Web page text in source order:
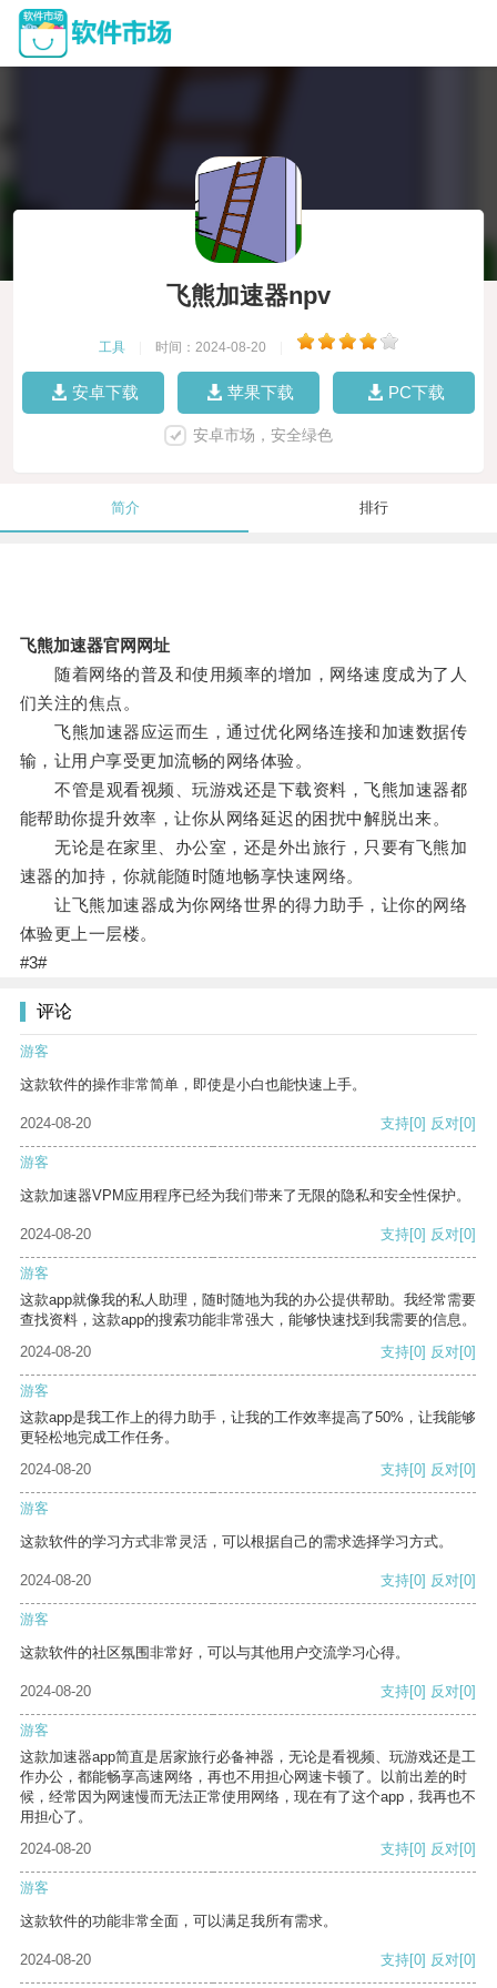
飞熊加速器npv
工具 时间：2024-08-20
安卓下载 苹果下载 PC下载
安卓市场，安全绿色
简介 排行
飞熊加速器官网网址
随着网络的普及和使用频率的增加，网络速度成为了人
们关注的焦点。
飞熊加速器应运而生，通过优化网络连接和加速数据传
输，让用户享受更加流畅的网络体验。
不管是观看视频、玩游戏还是下载资料，飞熊加速器都
能帮助你提升效率，让你从网络延迟的困扰中解脱出来。
无论是在家里、办公室，还是外出旅行，只要有飞熊加
速器的加持，你就能随时随地畅享快速网络。
让飞熊加速器成为你网络世界的得力助手，让你的网络
体验更上一层楼。
#3#
评论
游客
这款软件的操作非常简单，即使是小白也能快速上手。
2024-08-20 支持[0] 反对[0]
游客
这款加速器VPM应用程序已经为我们带来了无限的隐私和安全性保护。
2024-08-20 支持[0] 反对[0]
游客
这款app就像我的私人助理，随时随地为我的办公提供帮助。我经常需要
查找资料，这款app的搜索功能非常强大，能够快速找到我需要的信息。
2024-08-20
支持[0] 反对[0]
游客
这款app是我工作上的得力助手，让我的工作效率提高了50%，让我能够
更轻松地完成工作任务。
2024-08-20
支持[0] 反对[0]
游客
这款软件的学习方式非常灵活，可以根据自己的需求选择学习方式。
2024-08-20 支持[0] 反对[0]
游客
这款软件的社区氛围非常好，可以与其他用户交流学习心得。
2024-08-20 支持[0] 反对[0]
游客
这款加速器app简直是居家旅行必备神器，无论是看视频、玩游戏还是工
作办公，都能畅享高速网络，再也不用担心网速卡顿了。以前出差的时
候，经常因为网速慢而无法正常使用网络，现在有了这个app，我再也不
用担心了。
2024-08-20
支持[0] 反对[0]
游客
这款软件的功能非常全面，可以满足我所有需求。
2024-08-20 支持[0] 反对[0]